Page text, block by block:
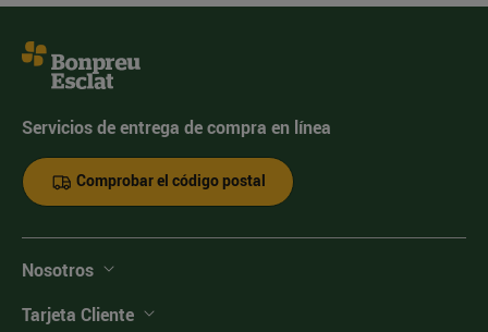
Servicios de entrega de compra en línea
Comprobar el código postal
Nosotros
Tarjeta Cliente